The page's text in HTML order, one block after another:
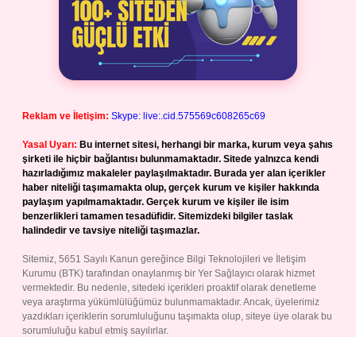
Reklam ve İletişim: Skype: live:.cid.575569c608265c69
Yasal Uyarı: Bu internet sitesi, herhangi bir marka, kurum veya şahıs
şirketi ile hiçbir bağlantısı bulunmamaktadır. Sitede yalnızca kendi
hazırladığımız makaleler paylaşılmaktadır. Burada yer alan içerikler
haber niteliği taşımamakta olup, gerçek kurum ve kişiler hakkında
paylaşım yapılmamaktadır. Gerçek kurum ve kişiler ile isim
benzerlikleri tamamen tesadüfidir. Sitemizdeki bilgiler taslak
halindedir ve tavsiye niteliği taşımazlar.
Sitemiz, 5651 Sayılı Kanun gereğince Bilgi Teknolojileri ve İletişim
Kurumu (BTK) tarafından onaylanmış bir Yer Sağlayıcı olarak hizmet
vermektedir. Bu nedenle, sitedeki içerikleri proaktif olarak denetleme
veya araştırma yükümlülüğümüz bulunmamaktadır. Ancak, üyelerimiz
yazdıkları içeriklerin sorumluluğunu taşımakta olup, siteye üye olarak bu
sorumluluğu kabul etmiş sayılırlar.